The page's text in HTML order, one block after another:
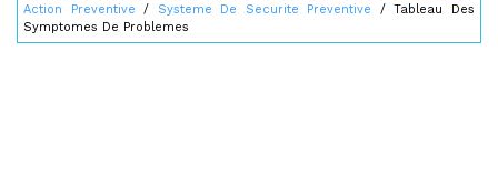
Action Preventive / Systeme De Securite Preventive
/ Tableau Des
Symptomes De Problemes